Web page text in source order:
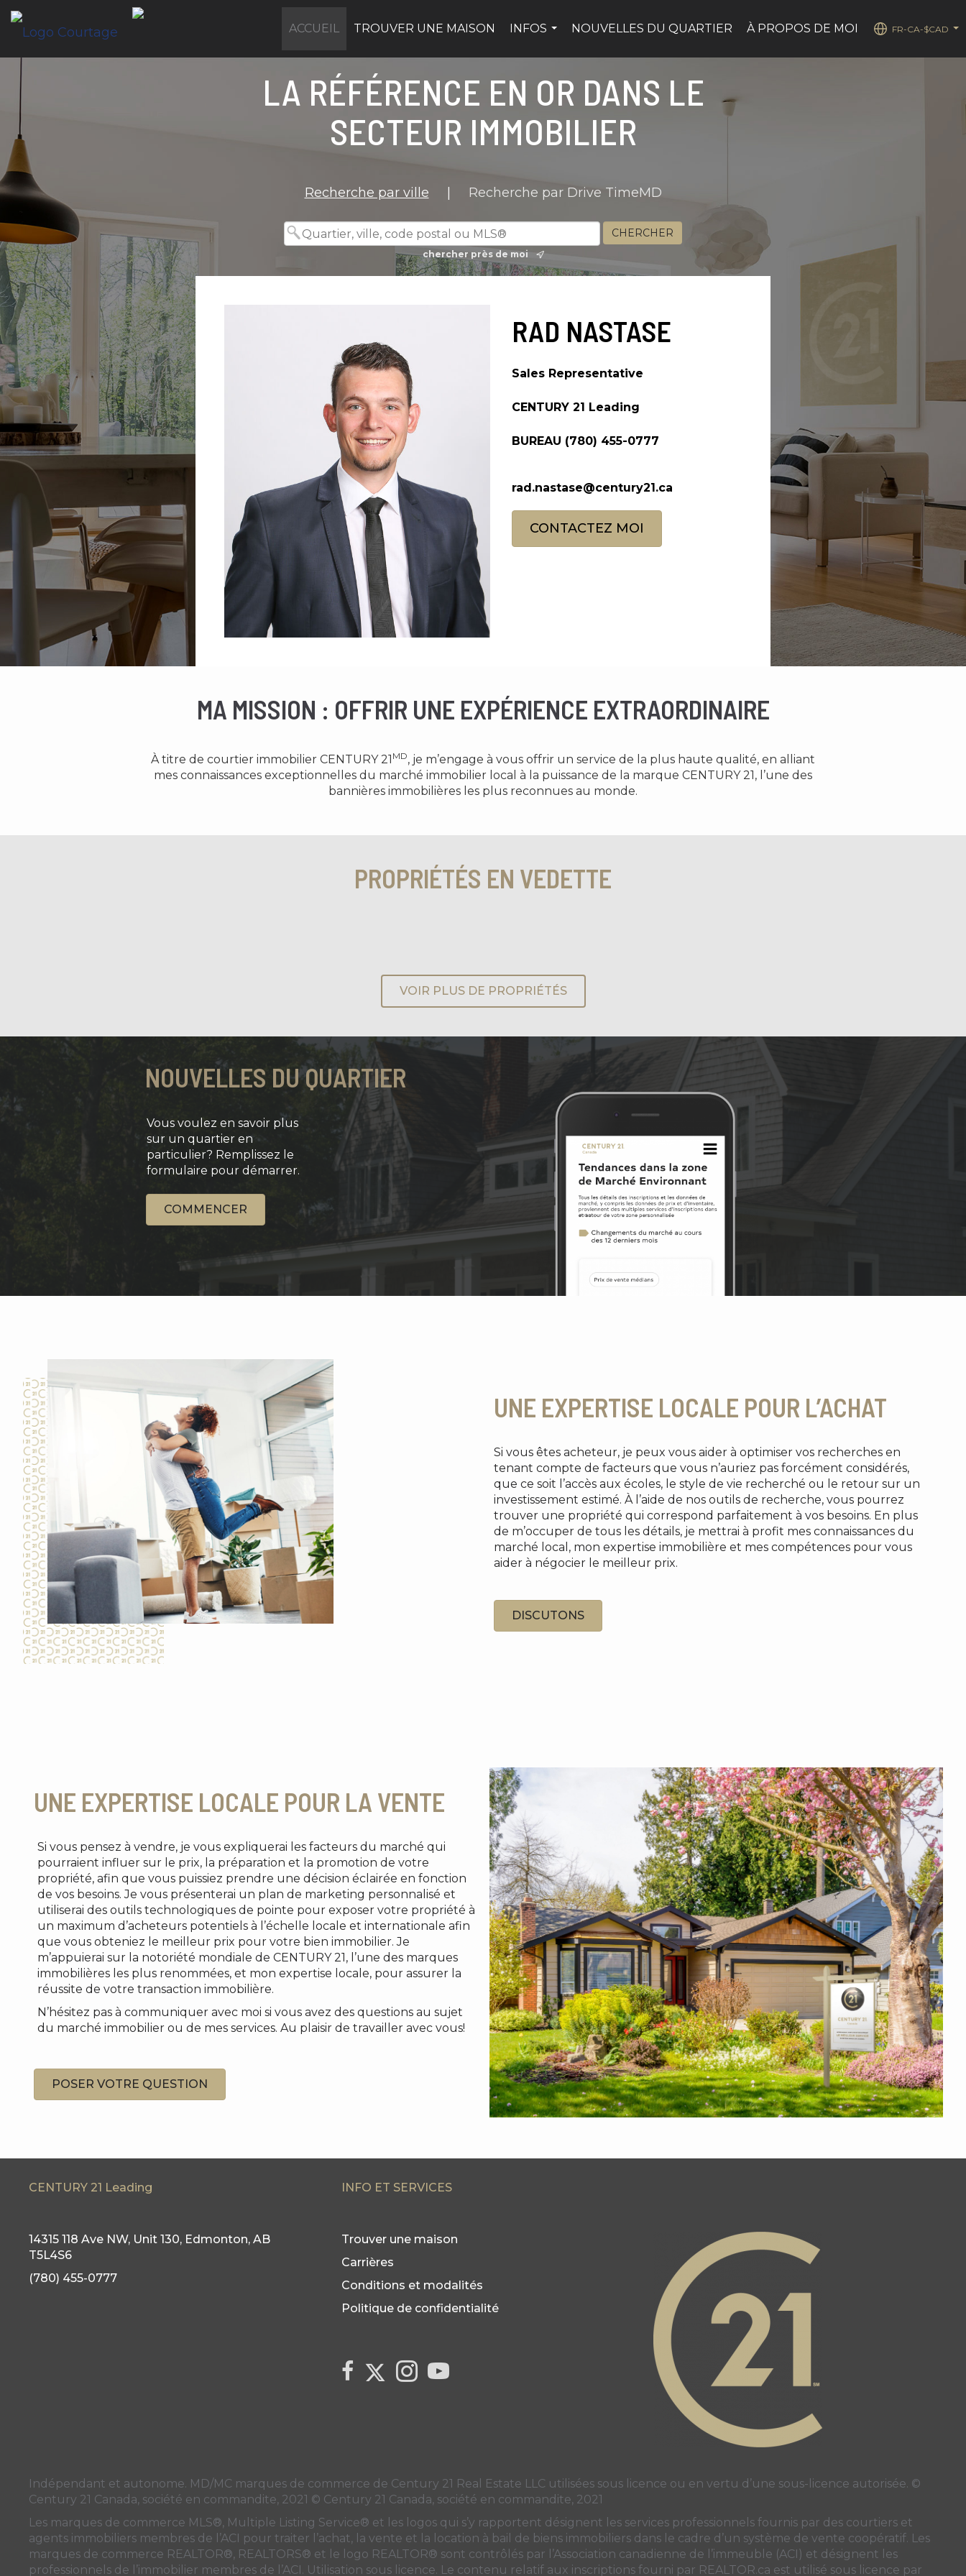
ACCUEIL TROUVER UNE MAISON
INFOS
NOUVELLES DU QUARTIER À PROPOS DE MOI
FR-CA-$CAD
LA RÉFÉRENCE EN OR DANS LE
SECTEUR IMMOBILIER
Recherche par ville Recherche par Drive TimeMD
chercher près de moi
RAD NASTASE
Sales Representative
CENTURY 21 Leading
BUREAU (780) 455-0777
rad.nastase@century21.ca
CONTACTEZ MOI
MA MISSION : OFFRIR UNE EXPÉRIENCE EXTRAORDINAIRE
À titre de courtier immobilier CENTURY 21 MD, je m’engage à vous offrir un service de la plus haute qualité, en alliant
mes connaissances exceptionnelles du marché immobilier local à la puissance de la marque CENTURY 21, l’une des
bannières immobilières les plus reconnues au monde.
PROPRIÉTÉS EN VEDETTE
VOIR PLUS DE PROPRIÉTÉS
NOUVELLES DU QUARTIER
Vous voulez en savoir plus
sur un quartier en
particulier? Remplissez le
formulaire pour démarrer.
COMMENCER
UNE EXPERTISE LOCALE POUR L’ACHAT
Si vous êtes acheteur, je peux vous aider à optimiser vos recherches en
tenant compte de facteurs que vous n’auriez pas forcément considérés,
que ce soit l’accès aux écoles, le style de vie recherché ou le retour sur un
investissement estimé. À l’aide de nos outils de recherche, vous pourrez
trouver une propriété qui correspond parfaitement à vos besoins. En plus
de m’occuper de tous les détails, je mettrai à profit mes connaissances du
marché local, mon expertise immobilière et mes compétences pour vous
aider à négocier le meilleur prix.
DISCUTONS
UNE EXPERTISE LOCALE POUR LA VENTE
Si vous pensez à vendre, je vous expliquerai les facteurs du marché qui
pourraient influer sur le prix, la préparation et la promotion de votre
propriété, afin que vous puissiez prendre une décision éclairée en fonction
de vos besoins. Je vous présenterai un plan de marketing personnalisé et
utiliserai des outils technologiques de pointe pour exposer votre propriété à
un maximum d’acheteurs potentiels à l’échelle locale et internationale afin
que vous obteniez le meilleur prix pour votre bien immobilier. Je
m’appuierai sur la notoriété mondiale de CENTURY 21, l’une des marques
immobilières les plus renommées, et mon expertise locale, pour assurer la
réussite de votre transaction immobilière.
N’hésitez pas à communiquer avec moi si vous avez des questions au sujet
du marché immobilier ou de mes services. Au plaisir de travailler avec vous!
POSER VOTRE QUESTION
CENTURY 21 Leading INFO ET SERVICES
14315 118 Ave NW, Unit 130, Edmonton, AB
T5L4S6
(780) 455-0777
Trouver une maison
Carrières
Conditions et modalités
Politique de confidentialité
link to Century 21 Canada's facebook page
Link to Century 21 Canada's Twitter page
Link to Century 21 Canada's Instagram page
link to Century 21 Canada's YouTube page
Indépendant et autonome. MD/MC marques de commerce de Century 21 Real Estate LLC utilisées sous licence ou en vertu d’une sous-licence autorisée. ©
Century 21 Canada, société en commandite, 2021 © Century 21 Canada, société en commandite, 2021
Les marques de commerce MLS®, Multiple Listing Service® et les logos qui s’y rapportent désignent les services professionnels fournis par des courtiers et
agents immobiliers membres de l’ACI pour traiter l’achat, la vente et la location à bail de biens immobiliers dans le cadre d’un système de vente coopératif. Les
marques de commerce REALTOR®, REALTORS® et le logo REALTOR® sont contrôlés par l’Association canadienne de l’immeuble (ACI) et désignent les
professionnels de l’immobilier membres de l’ACI. Utilisation sous licence. Le contenu relatif aux inscriptions fourni par REALTOR.ca est utilisé sous licence par